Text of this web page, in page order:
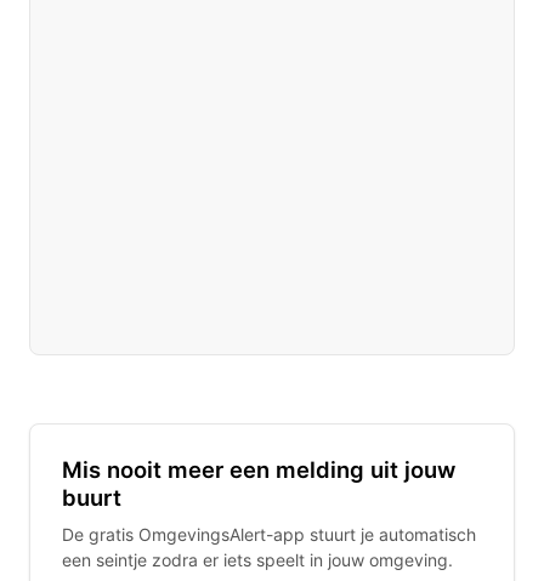
Mis nooit meer een melding uit jouw
buurt
De gratis OmgevingsAlert-app stuurt je automatisch
een seintje zodra er iets speelt in jouw omgeving.